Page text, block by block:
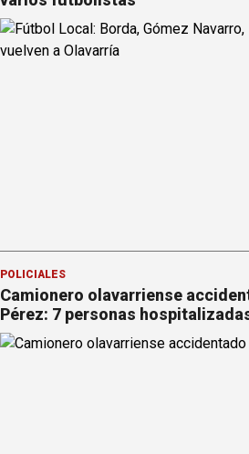
POLICIALES
Camionero olavarriense
Pérez: 7 personas